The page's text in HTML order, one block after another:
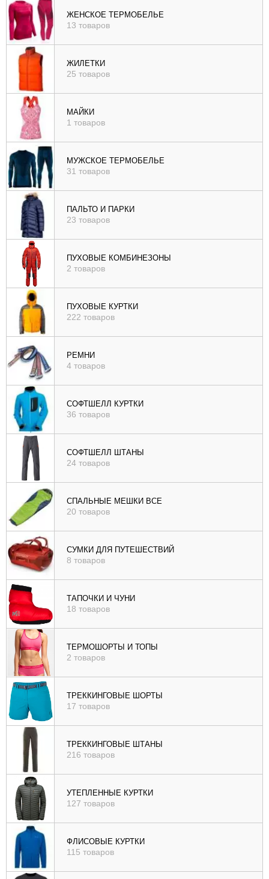
ЖЕНСКОЕ ТЕРМОБЕЛЬЕ
13 товаров
ЖИЛЕТКИ
25 товаров
МАЙКИ
1 товаров
МУЖСКОЕ ТЕРМОБЕЛЬЕ
31 товаров
ПАЛЬТО И ПАРКИ
23 товаров
ПУХОВЫЕ КОМБИНЕЗОНЫ
2 товаров
ПУХОВЫЕ КУРТКИ
222 товаров
РЕМНИ
4 товаров
СОФТШЕЛЛ КУРТКИ
36 товаров
СОФТШЕЛЛ ШТАНЫ
24 товаров
СПАЛЬНЫЕ МЕШКИ ВСЕ
20 товаров
СУМКИ ДЛЯ ПУТЕШЕСТВИЙ
8 товаров
ТАПОЧКИ И ЧУНИ
18 товаров
ТЕРМОШОРТЫ И ТОПЫ
2 товаров
ТРЕККИНГОВЫЕ ШОРТЫ
17 товаров
ТРЕККИНГОВЫЕ ШТАНЫ
216 товаров
УТЕПЛЕННЫЕ КУРТКИ
127 товаров
ФЛИСОВЫЕ КУРТКИ
115 товаров